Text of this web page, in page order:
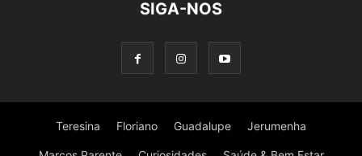
SIGA-NOS
Teresina Floriano Guadalupe Jerumenha